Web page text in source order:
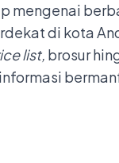
mengenai
di kota
list, brosur